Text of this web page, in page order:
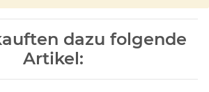
dazu folgende
Artikel: